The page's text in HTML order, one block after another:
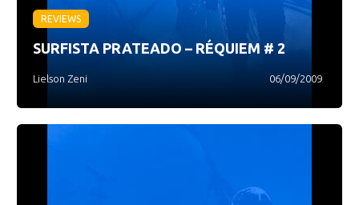
REVIEWS
SURFISTA PRATEADO – RÉQUIEM # 2
Lielson Zeni 06/09/2009